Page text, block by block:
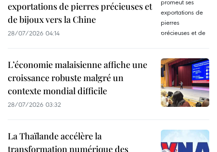
exportations de pierres précieuses et
de bijoux vers la Chine
28/07/2026 04:14
L’économie malaisienne affiche une
croissance robuste malgré un
contexte mondial difficile
28/07/2026 03:32
La Thaïlande accélère la
transformation numérique des